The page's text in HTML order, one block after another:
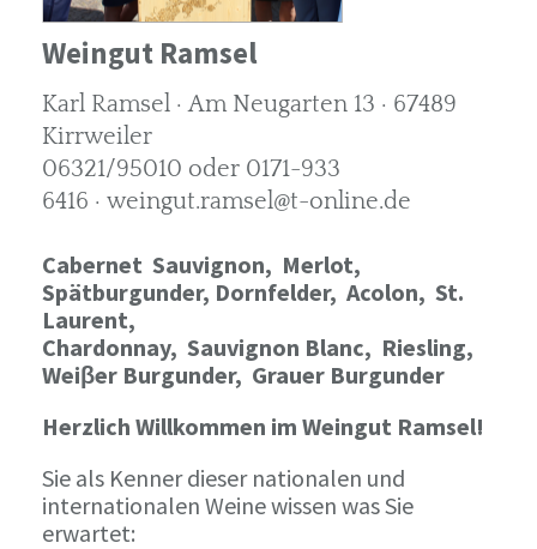
Weingut Ramsel
Karl Ramsel · Am Neugarten 13 · 67489
Kirrweiler
06321/95010 oder 0171-933
6416 · weingut.ramsel@t-online.de
Cabernet Sauvignon, Merlot,
Spätburgunder, Dornfelder, Acolon, St.
Laurent,
Chardonnay, Sauvignon Blanc, Riesling,
Weiβer Burgunder, Grauer Burgunder
Herzlich Willkommen im Weingut Ramsel!
Sie als Kenner dieser nationalen und
internationalen Weine wissen was Sie
erwartet: